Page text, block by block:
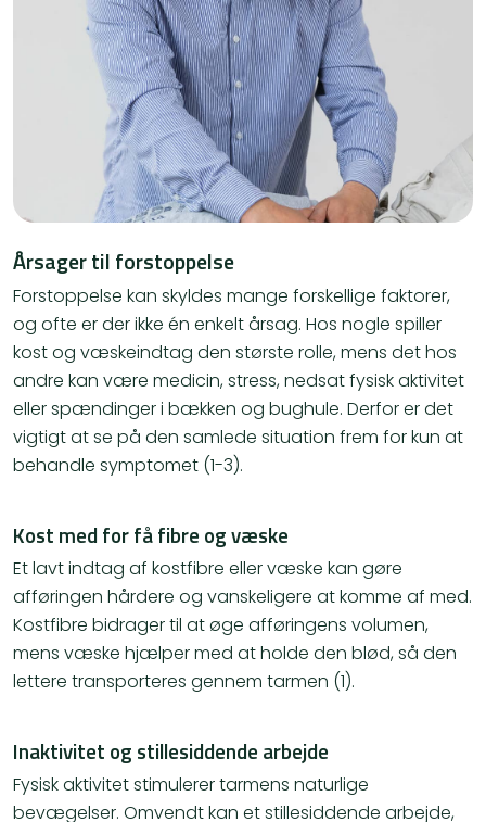
Årsager til forstoppelse
Forstoppelse kan skyldes mange forskellige faktorer,
og ofte er der ikke én enkelt årsag. Hos nogle spiller
kost og væskeindtag den største rolle, mens det hos
andre kan være medicin, stress, nedsat fysisk aktivitet
eller spændinger i bækken og bughule. Derfor er det
vigtigt at se på den samlede situation frem for kun at
behandle symptomet (1-3).
Kost med for få fibre og væske
Et lavt indtag af kostfibre eller væske kan gøre
afføringen hårdere og vanskeligere at komme af med.
Kostfibre bidrager til at øge afføringens volumen,
mens væske hjælper med at holde den blød, så den
lettere transporteres gennem tarmen (1).
Inaktivitet og stillesiddende arbejde
Fysisk aktivitet stimulerer tarmens naturlige
bevægelser. Omvendt kan et stillesiddende arbejde,